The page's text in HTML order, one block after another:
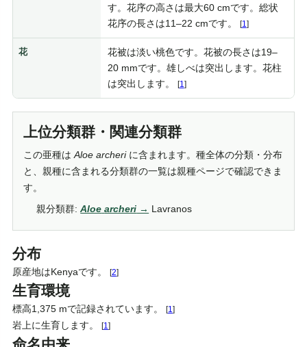
す。花序の高さは最大60 cmです。総状
花序の長さは11–22 cmです。
[1]
花
花被は淡い桃色です。花被の長さは19–
20 mmです。雄しべは突出します。花柱
は突出します。
[1]
上位分類群・関連分類群
この亜種は Aloe archeriに含まれます。種全体の分類・分布
と、親種に含まれる分類群の一覧は親種ページで確認できま
す。
親分類群:Aloe archeri Lavranos
分布
原産地はKenyaです。 [2]
生育環境
標高1,375 mで記録されています。 [1 ]
岩上に生育します。 [1 ]
命名由来